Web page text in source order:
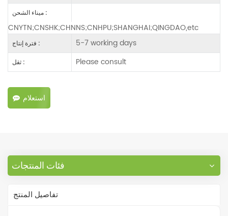
ميناء الشحن :
CNYTN;CNSHK;CHNNS;CNHPU;SHANGHAI;QINGDAO,etc
فترة إنتاج : 5-7 working days
ثقل : Please consult
استعلام
فئات المنتجات
تفاصيل المنتج